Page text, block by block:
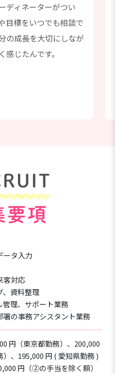
ディネーターがつい
目標をいつでも相談で
の成長を大切にしなが
じたんです。
ータ入力
客対応
、資料整理
管理、サポート業務
署の事務アシスタント業務
円（東京都勤務）、200,000
、195,000 円 ( 愛知県勤務 )
円（➁の手当を除く額）